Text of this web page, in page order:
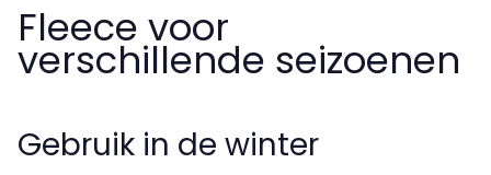
Fleece voor
verschillende seizoenen
Gebruik in de winter